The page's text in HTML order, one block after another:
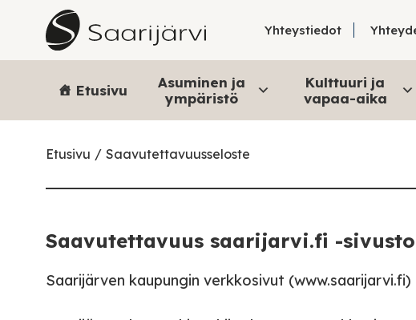
Skip to content
Yhteystiedot
Etusivu
Asuminen ja
ympäristö
Kulttuuri ja
vapaa-aika
Etusivu Saavutettavuusseloste
Saavutettavuus saarijarvi.fi -
Saarijärven kaupungin verkkosivut (www.saarijarvi.fi)